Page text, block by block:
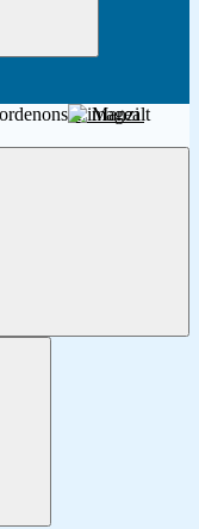
A. Manzi